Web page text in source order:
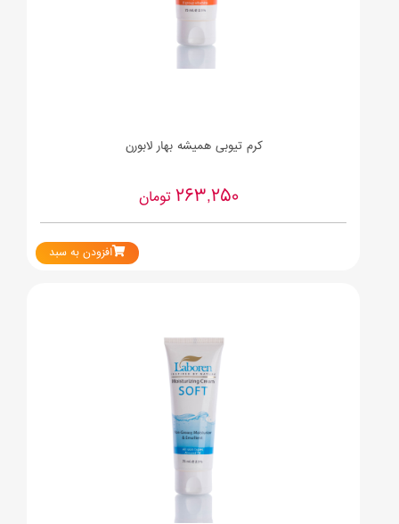
کرم تیوبی همیشه بهار لابورن
263,250تومان
افزودن به سبد